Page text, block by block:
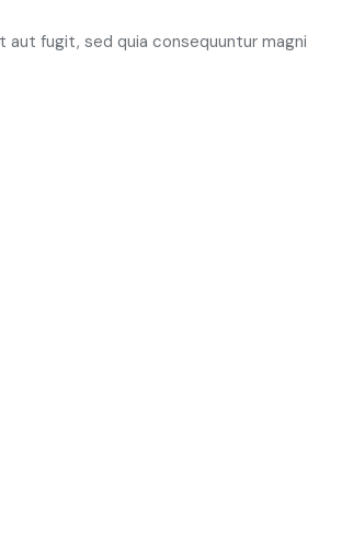
fugit, sed quia consequuntur magni